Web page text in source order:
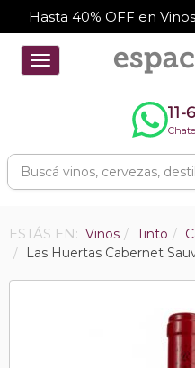
Hasta 40% OFF en
Toggle
navigation
ESTÁS EN: Vinos Tinto
Las Huertas Cabernet